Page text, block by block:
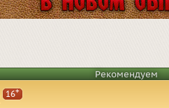
Рекомендуем
16+